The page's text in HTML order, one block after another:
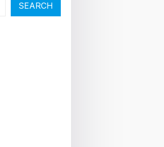
SEARCH